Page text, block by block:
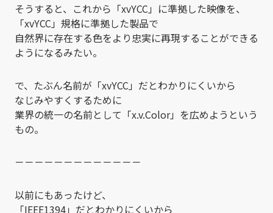
そうすると、これから「xvYCC」に準拠した映像を、
「xvYCC」規格に準拠した製品で
自然界に存在する色をより忠実に再現することができる
ようになるみたい。
で、たぶん名前が「xvYCC」だとわかりにくいから
なじみやすくするために
業界の統一の名前として「x.v.Color」を広めようという
もの。
－－－－－－－－－－－－－
以前にもあったけど、
「IEEE1394」だとわかりにくいから